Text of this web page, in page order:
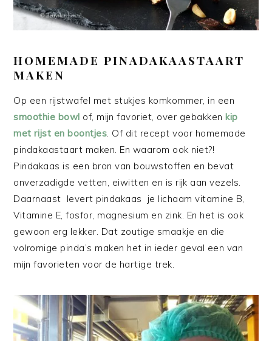
HOMEMADE PINADAKAASTAART
MAKEN
Op een rijstwafel met stukjes komkommer, in een
smoothie bowl of, mijn favoriet, over gebakkenkip
met rijst en boontjes . Of dit recept voor homemade
pindakaastaart maken. En waarom ook niet?!
Pindakaas is een bron van bouwstoffen en bevat
onverzadigde vetten, eiwitten en is rijk aan vezels.
Daarnaast levert pindakaas je lichaam vitamine B,
Vitamine E, fosfor, magnesium en zink. En het is ook
gewoon erg lekker. Dat zoutige smaakje en die
volromige pinda’s maken het in ieder geval een van
mijn favorieten voor de hartige trek.